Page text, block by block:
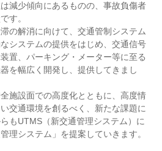
減少傾向にあるものの、事故負傷者
す。
の解消に向けて、交通管制システム
システムの提供をはじめ、交通信号
置、パーキング・メーター等に至る
を幅広く開発し、提供してきまし
施設面での高度化とともに、高度情
交通環境を創るべく、新たな課題に
もUTMS（新交通管理システム）に
理システム」を提案していきます。